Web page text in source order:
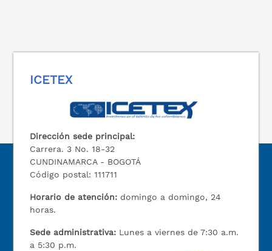
ICETEX
Dirección sede principal:
Carrera. 3 No. 18-32
CUNDINAMARCA - BOGOTÁ
Código postal: 111711
Horario de atención: domingo a domingo, 24
horas.
Sede administrativa: Lunes a viernes de 7:30 a.m.
a 5:30 p.m.